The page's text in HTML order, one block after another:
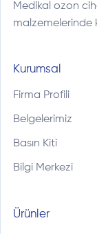
Medikal ozon
malzemelerinde
Kurumsal
Firma Profili
Belgelerimiz
Basın Kiti
Bilgi Merkezi
Ürünler